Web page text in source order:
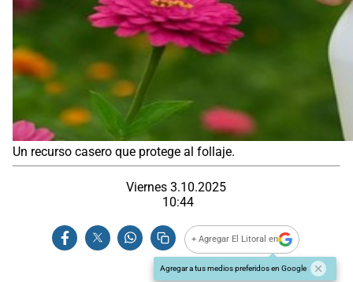
Un recurso casero que protege al follaje.
Viernes 3.10.2025
10:44
+ Agregar El Litoral en
Agregar a tus medios preferidos en Google